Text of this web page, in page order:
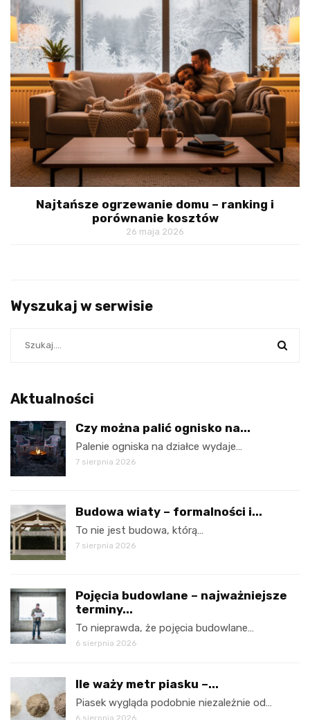
Najtańsze ogrzewanie domu – ranking i
porównanie kosztów
26 maja 2026
Wyszukaj w serwisie
Aktualności
Czy można palić ognisko na...
Palenie ogniska na działce wydaje…
7 sierpnia 2026
Budowa wiaty – formalności i...
To nie jest budowa, którą…
7 sierpnia 2026
Pojęcia budowlane – najważniejsze
terminy...
To nieprawda, że pojęcia budowlane…
6 sierpnia 2026
Ile waży metr piasku –...
Piasek wygląda podobnie niezależnie od…
6 sierpnia 2026